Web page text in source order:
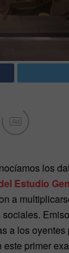
Ad
los
Estudio
a
a los oyentes
primer